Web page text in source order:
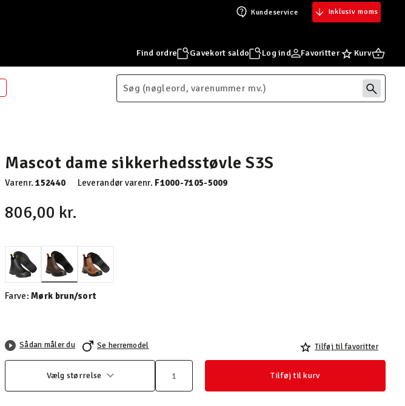
Kundeservice Inklusiv moms
Find ordre Gavekort saldo Log ind Favoritter Kurv
Mascot dame sikkerhedsstøvle S3S
Varenr.152440 Leverandør varenr. F1000-7105-5009
806,00 kr.
valgte
Farve:Mørk brun/sort
Sådan måler du Se herremodel Tilføj til favoritter
Vælg størrelse Tilføj til kurv